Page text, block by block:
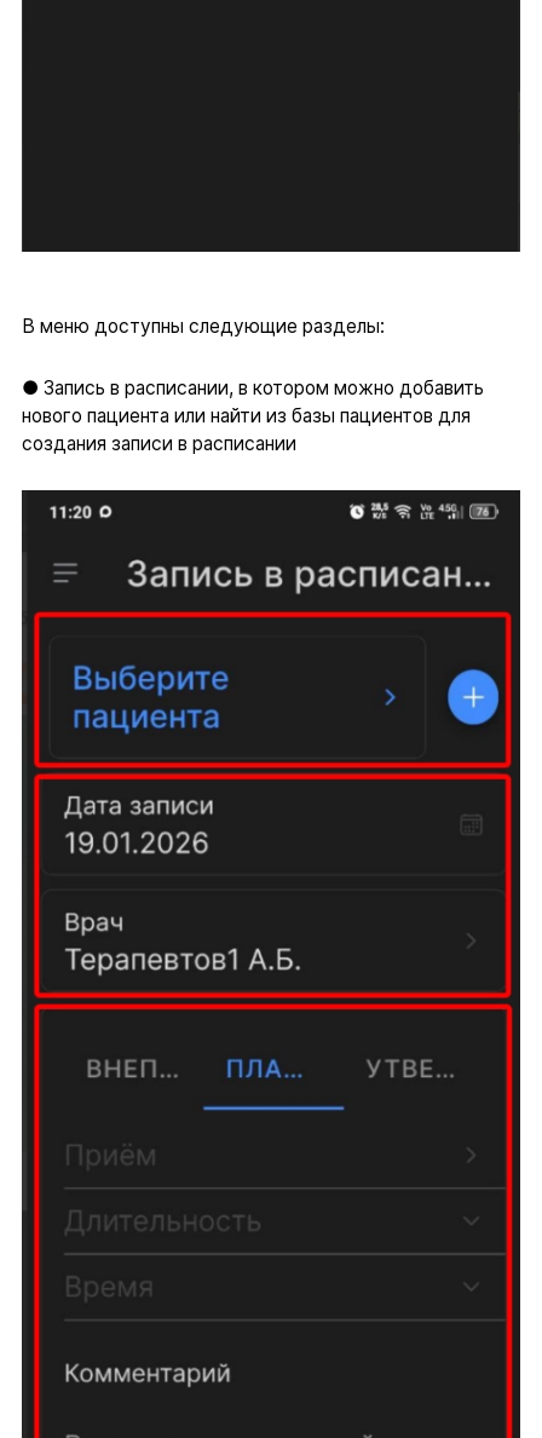
В меню доступны следующие разделы:
● Запись в расписании, в котором можно добавить
нового пациента или найти из базы пациентов для
создания записи в расписании